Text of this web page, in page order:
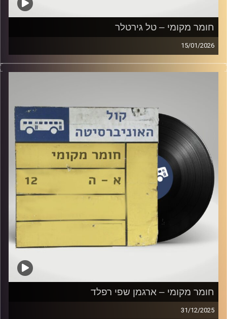
חומר מקומי – טל גירטלר
15/01/2026
שעה של מוזיקה ישראלית עם טל גירטלר
חומר מקומי – ארגמן שפי רפלד
31/12/2025